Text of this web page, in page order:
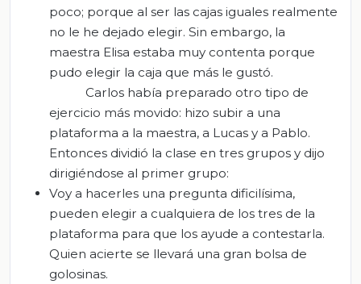
poco; porque al ser las cajas iguales realmente
no le he dejado elegir. Sin embargo, la
maestra Elisa estaba muy contenta porque
pudo elegir la caja que más le gustó.
Carlos había preparado otro tipo de
ejercicio más movido: hizo subir a una
plataforma a la maestra, a Lucas y a Pablo.
Entonces dividió la clase en tres grupos y dijo
dirigiéndose al primer grupo:
Voy a hacerles una pregunta dificilísima,
pueden elegir a cualquiera de los tres de la
plataforma para que los ayude a contestarla.
Quien acierte se llevará una gran bolsa de
golosinas.